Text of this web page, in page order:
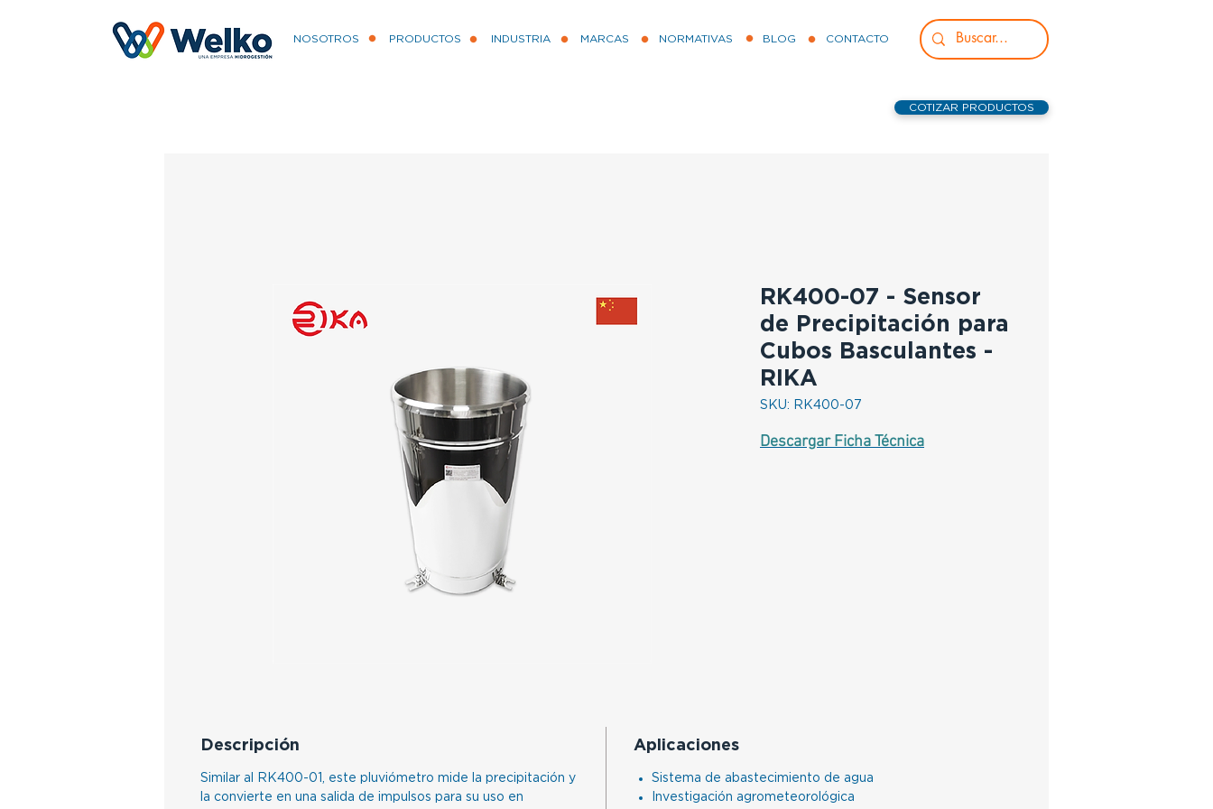
NOSOTROS PRODUCTOS INDUSTRIA MARCAS NORMATIVAS BLOG CONTACTO
COTIZAR PRODUCTOS
RK400-07 - Sensor
de Precipitación para
Cubos Basculantes -
RIKA
SKU: RK400-07
Descargar Ficha Técnica
Descripción
Similar al RK400-01, este pluviómetro mide la precipitación y
la convierte en una salida de impulsos para su uso en
Aplicaciones
Sistema de abastecimiento de agua
Investigación agrometeorológica